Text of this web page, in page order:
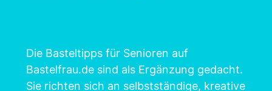
Die Basteltipps für Senioren auf
Bastelfrau.de sind als Ergänzung gedacht.
Sie richten sich an selbstständige, kreative